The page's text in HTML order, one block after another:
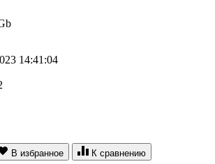
14:41:04
В избранное К сравнению